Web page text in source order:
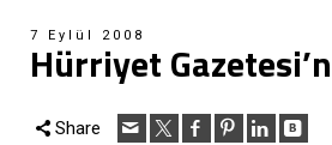
7 Eylül 2008
Hürriyet
Share